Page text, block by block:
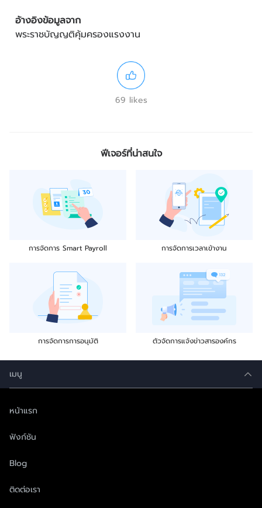
อ้างอิงข้อมูลจาก
พระราชบัญญติคุ้มครองแรงงาน
69 likes
ฟีเจอร์ที่น่าสนใจ
การจัดการ Smart Payroll การจัดการเวลาเข้างาน
การจัดการการอนุมัติ ตัวจัดการแจ้งข่าวสารองค์กร
เมนู
หน้าแรก
ฟังก์ชัน
Blog
ติดต่อเรา